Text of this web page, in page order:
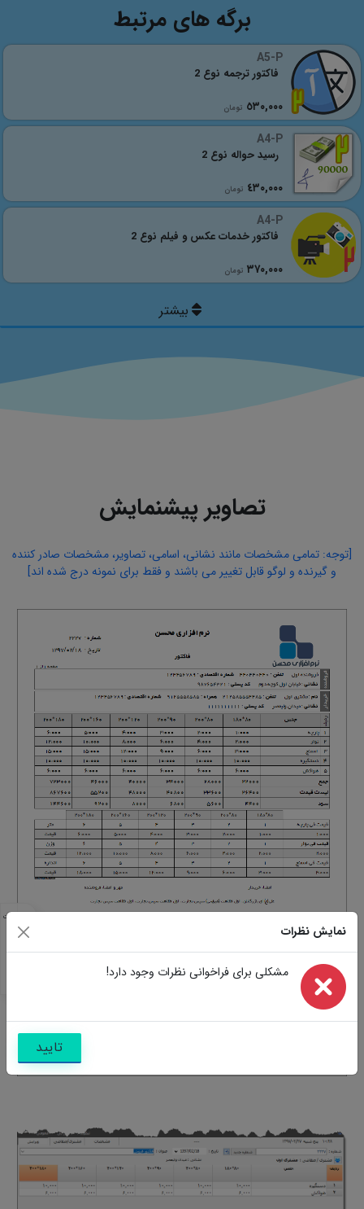
مشخصات
مشابه
برگه های مرتبط
A5-P
٥٣٠,٠٠٠ تومان
فاکتور ترجمه نوع 2
A4-P
٤٣٠,٠٠٠ تومان
رسید حواله نوع 2
A4-P
٣٧٠,٠٠٠ تومان
فاکتور خدمات عکس و فیلم نوع 2
تصاویر پیشنمایش
[توجه: تمامی مشخصات مانند نشانی، اسامی، تصاویر، مشخصات صادر کننده
و گیرنده و لوگو قابل تغییر می باشند و فقط برای نمونه درج شده اند]
نمایش نظرات
مشکلی برای فراخوانی نظرات وجود دارد!
تایید